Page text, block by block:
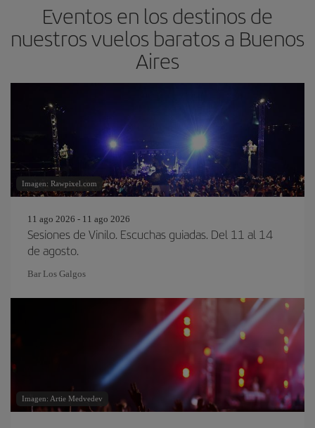
Eventos en los destinos de
nuestros vuelos baratos a Buenos
Aires
Imagen: Rawpixel.com
11 ago 2026 - 11 ago 2026
Sesiones de Vinilo. Escuchas guiadas. Del 11 al 14
de agosto.
Bar Los Galgos
Imagen: Artie Medvedev